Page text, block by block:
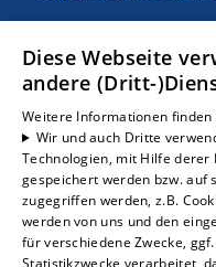
Leistungen
Privatkunden
Unternehmen
Standorte
Löhne
Diese Webseite
andere (Dritt-
Weitere Informationen finden
Wir und auch Dritte
Technologien, mit Hilfe
gespeichert werden bzw. auf
zugegriffen werden, z.B.
werden von uns und den
für verschiedene Zwecke,
Statistikzwecke verarbeitet,